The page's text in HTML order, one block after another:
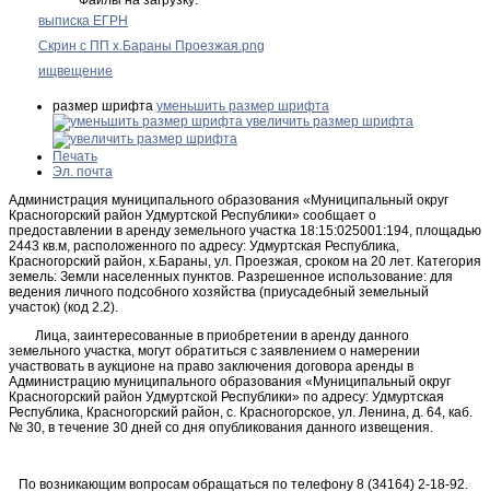
выписка ЕГРН
Скрин с ПП х.Бараны Проезжая.png
ищвещение
размер шрифта уменьшить размер шрифта
увеличить размер шрифта
Печать
Эл. почта
Администрация муниципального образования «Муниципальный округ
Красногорский район Удмуртской Республики» сообщает о
предоставлении в аренду земельного участка 18:15:025001:194, площадью
2443 кв.м, расположенного по адресу: Удмуртская Республика,
Красногорский район, х.Бараны, ул. Проезжая, сроком на 20 лет. Категория
земель: Земли населенных пунктов. Разрешенное использование: для
ведения личного подсобного хозяйства (приусадебный земельный
участок) (код 2.2).
Лица, заинтересованные в приобретении в аренду данного
земельного участка, могут обратиться с заявлением о намерении
участвовать в аукционе на право заключения договора аренды в
Администрацию муниципального образования «Муниципальный округ
Красногорский район Удмуртской Республики» по адресу: Удмуртская
Республика, Красногорский район, с. Красногорское, ул. Ленина, д. 64, каб.
№ 30, в течение 30 дней со дня опубликования данного извещения.
По возникающим вопросам обращаться по телефону 8 (34164) 2-18-92.